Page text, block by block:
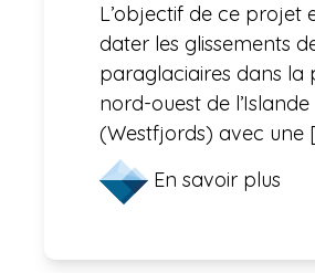
L’objectif de ce projet
dater les glissements
paraglaciaires dans la
nord-ouest de l’Islande
(Westfjords) avec une
En savoir plus